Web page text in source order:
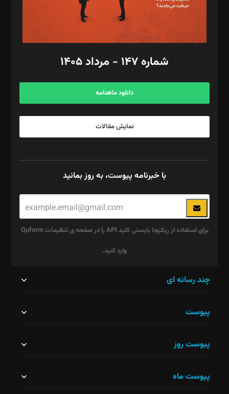
گرافیک و صفحه‌آرایی: سید‌سبحان‌علی ثابت
مد‌یر توسعه تجاری: کامبیز برید‌
امور مالی: شاپور رهبری، محمد‌ کاظمی‌نیا
آگهی و مشترکین: ۰۹۱۹۹۹۹۰۴۵۴
شماره ۱۴۷ - مرداد ۱۴۰۵
دانلود ماهنامه
نمایش مقالات
با خبرنامه پیوست، به روز بمانید
برای استفاده از ریکپچا بایستی کلید API را در صفحه ی تنظیمات Quform
وارد کنید.
نباید
شود.
چند رسانه ای
پیوست
پیوست روز
پیوست ماه